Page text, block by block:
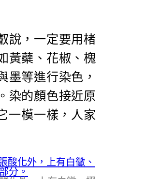
說，一定要用楮
黃蘗、花椒、槐
墨等進行染色，
染的顏色接近原
一模一樣，人家